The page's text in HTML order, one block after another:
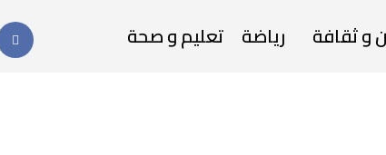
و ثقافة رياضة تعليم و صحة